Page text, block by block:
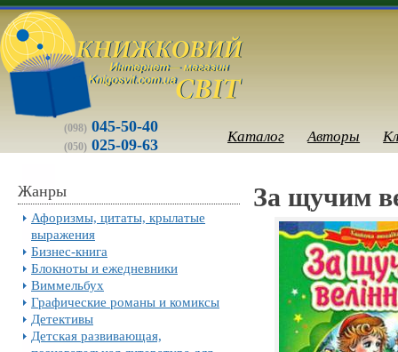
(098) 045-50-40
(050) 025-09-63 Каталог Авторы
Жанры
Афоризмы, цитаты, крылатые
выражения
Бизнес-книга
Блокноты и ежедневники
Виммельбух
Графические романы и комиксы
Детективы
Детская развивающая,
За щучим